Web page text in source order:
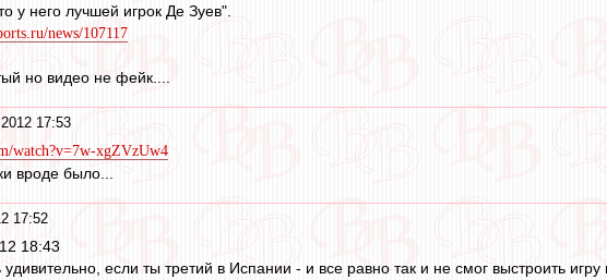
у него лучшей игрок Де Зуев".
news/107117
но видео не фейк....
17:53
watch?v=7w-xgZVzUw4
вроде было...
17:52
18:43
удивительно, если ты третий в Испании - и все равно так и не смог выстроить